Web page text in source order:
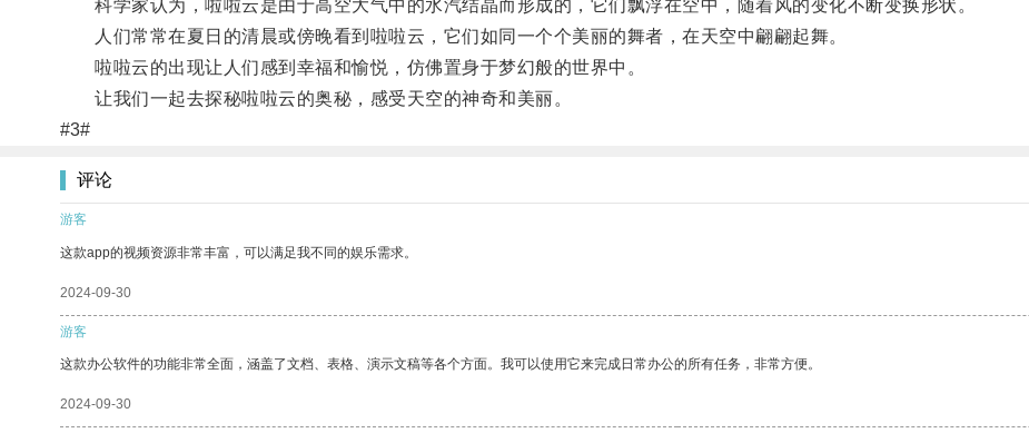
科学家认为，啦啦云是由于高空大气中的水汽结晶而形成的，它们飘浮在空中，随着风的变化不断变换形状。
人们常常在夏日的清晨或傍晚看到啦啦云，它们如同一个个美丽的舞者，在天空中翩翩起舞。
啦啦云的出现让人们感到幸福和愉悦，仿佛置身于梦幻般的世界中。
让我们一起去探秘啦啦云的奥秘，感受天空的神奇和美丽。
#3#
评论
游客
这款app的视频资源非常丰富，可以满足我不同的娱乐需求。
2024-09-30
游客
这款办公软件的功能非常全面，涵盖了文档、表格、演示文稿等各个方面。我可以使用它来完成日常办公的所有任务，非常方便。
2024-09-30